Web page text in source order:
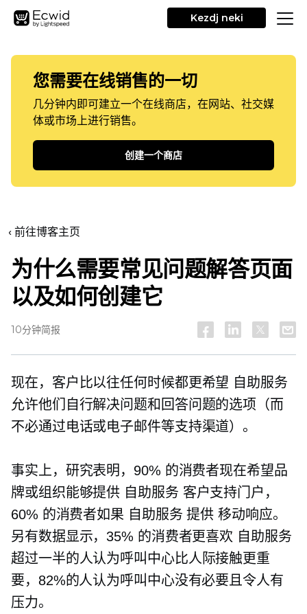
Kezdj neki
您需要在线销售的一切
几分钟内即可建立一个在线商店，在网站、社交媒
体或市场上进行销售。
创建一个商店
‹ 前往博客主页
为什么需要常见问题解答页面
以及如何创建它
10分钟简报
现在，客户比以往任何时候都更希望 自助服务
允许他们自行解决问题和回答问题的选项（而
不必通过电话或电子邮件等支持渠道）。
事实上，研究表明，90% 的消费者现在希望品
牌或组织能够提供 自助服务 客户支持门户，
60% 的消费者如果 自助服务 提供移动响应。
另有数据显示，35% 的消费者更喜欢 自助服务
超过一半的人认为呼叫中心比人际接触更重
要，82%的人认为呼叫中心没有必要且令人有
压力。